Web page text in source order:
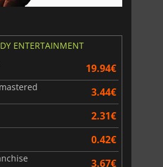
ENTERTAINMENT
19.94€
3.44€
2.31€
0.42€
3.67€